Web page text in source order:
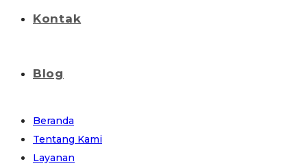
Kontak
Blog
Beranda
Tentang Kami
Layanan